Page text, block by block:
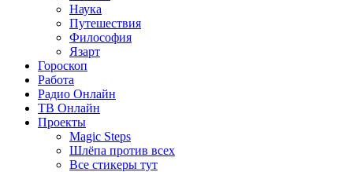
Наука
Путешествия
Философия
Язарт
Гороскоп
Работа
Радио Онлайн
ТВ Онлайн
Проекты
Magic Steps
Шлёпа против всех
Все стикеры тут